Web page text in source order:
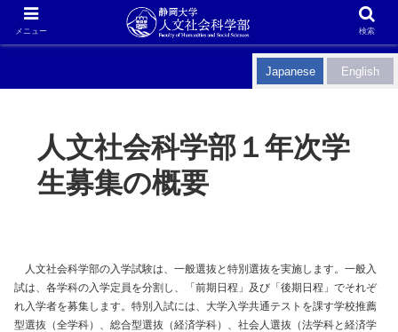
Japanese English
人文社会科学部１年次学
生募集の概要
人文社会科学部の入学試験は、一般選抜と特別選抜を実施します。一般入
試は、各学科の入学定員を分割し、「前期日程」及び「後期日程」でそれぞ
れ入学者を募集します。特別入試には、大学入学共通テストを課す学校推薦
型選抜（全学科）、総合型選抜（経済学科）、社会人選抜（法学科と経済学
メニュー 検索